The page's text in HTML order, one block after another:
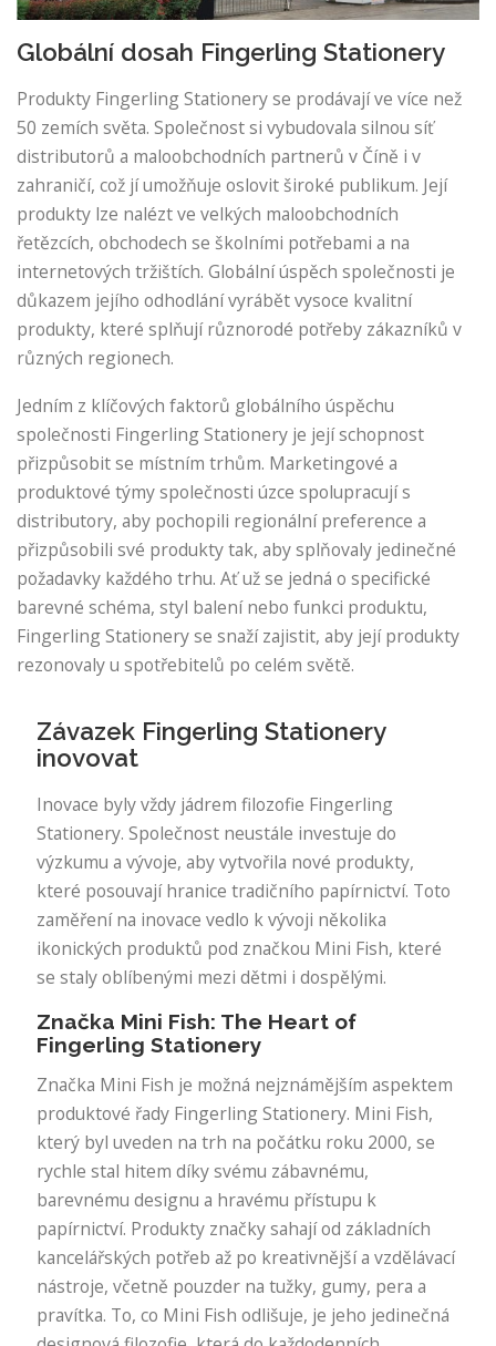
Globální dosah Fingerling Stationery
Produkty Fingerling Stationery se prodávají ve více než
50 zemích světa. Společnost si vybudovala silnou síť
distributorů a maloobchodních partnerů v Číně i v
zahraničí, což jí umožňuje oslovit široké publikum. Její
produkty lze nalézt ve velkých maloobchodních
řetězcích, obchodech se školními potřebami a na
internetových tržištích. Globální úspěch společnosti je
důkazem jejího odhodlání vyrábět vysoce kvalitní
produkty, které splňují různorodé potřeby zákazníků v
různých regionech.
Jedním z klíčových faktorů globálního úspěchu
společnosti Fingerling Stationery je její schopnost
přizpůsobit se místním trhům. Marketingové a
produktové týmy společnosti úzce spolupracují s
distributory, aby pochopili regionální preference a
přizpůsobili své produkty tak, aby splňovaly jedinečné
požadavky každého trhu. Ať už se jedná o specifické
barevné schéma, styl balení nebo funkci produktu,
Fingerling Stationery se snaží zajistit, aby její produkty
rezonovaly u spotřebitelů po celém světě.
Závazek Fingerling Stationery
inovovat
Inovace byly vždy jádrem filozofie Fingerling
Stationery. Společnost neustále investuje do
výzkumu a vývoje, aby vytvořila nové produkty,
které posouvají hranice tradičního papírnictví. Toto
zaměření na inovace vedlo k vývoji několika
ikonických produktů pod značkou Mini Fish, které
se staly oblíbenými mezi dětmi i dospělými.
Značka Mini Fish: The Heart of
Fingerling Stationery
Značka Mini Fish je možná nejznámějším aspektem
produktové řady Fingerling Stationery. Mini Fish,
který byl uveden na trh na počátku roku 2000, se
rychle stal hitem díky svému zábavnému,
barevnému designu a hravému přístupu k
papírnictví. Produkty značky sahají od základních
kancelářských potřeb až po kreativnější a vzdělávací
nástroje, včetně pouzder na tužky, gumy, pera a
pravítka. To, co Mini Fish odlišuje, je jeho jedinečná